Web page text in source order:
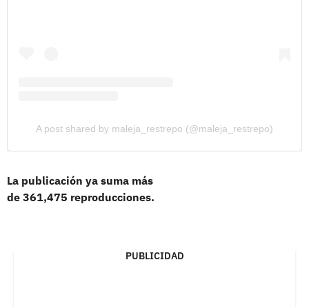
A post shared by maleja_restrepo (@maleja_restrepo)
La publicación ya suma más
de 361,475 reproducciones.
PUBLICIDAD